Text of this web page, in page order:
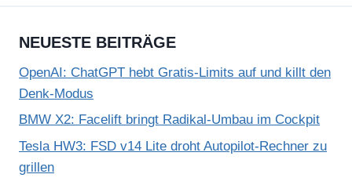
NEUESTE BEITRÄGE
OpenAI: ChatGPT hebt Gratis-Limits auf und killt den
Denk-Modus
BMW X2: Facelift bringt Radikal-Umbau im Cockpit
Tesla HW3: FSD v14 Lite droht Autopilot-Rechner zu
grillen